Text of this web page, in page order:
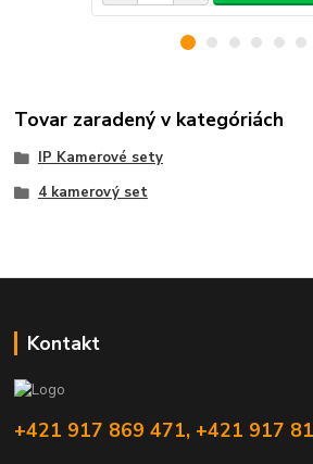
Tovar zaradený v kategóriách
IP Kamerové sety
4 kamerový set
Kontakt
+421 917 869 471, +421 917